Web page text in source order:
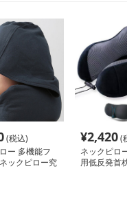
(税込)
ー 多機能フ
ックピロー究
¥2,420(税
ネックピロー
用低反発首枕